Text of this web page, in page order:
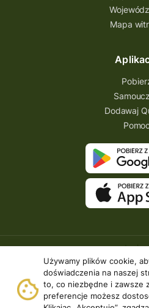
Używamy plików cookie,
doświadczenia na naszej
to, co niezbędne i zawsze
preferencje możesz
Park Etnograficzny
Hutniczy Ostrowiec
gry
akademia questingu
ziemia
Zielona Góra
zawody
wyprawa odkrywców
wyieczki śląskie
wycieczki rowerowe
Mapa
Dodawaj
Pomoc